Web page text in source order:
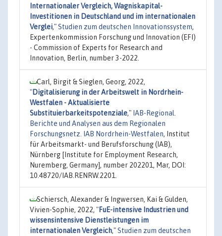
Internationaler Vergleich, Wagniskapital-
Investitionen in Deutschland und im internationalen
Verglei,"Studien zum deutschen Innovationssystem,
Expertenkommission Forschung und Innovation (EFI)
- Commission of Experts for Research and
Innovation, Berlin, number 3-2022.
Carl, Birgit & Sieglen, Georg, 2022,
"Digitalisierung in der Arbeitswelt in Nordrhein-
Westfalen - Aktualisierte
Substituierbarkeitspotenziale," IAB-Regional.
Berichte und Analysen aus dem Regionalen
Forschungsnetz. IAB Nordrhein-Westfalen, Institut
für Arbeitsmarkt- und Berufsforschung (IAB),
Nürnberg [Institute for Employment Research,
Nuremberg, Germany], number 202201, Mar, DOI:
10.48720/IAB.RENRW.2201.
Schiersch, Alexander & Ingwersen, Kai & Gulden,
Vivien-Sophie, 2022, "FuE-intensive Industrien und
wissensintensive Dienstleistungen im
internationalen Vergleich,"Studien zum deutschen